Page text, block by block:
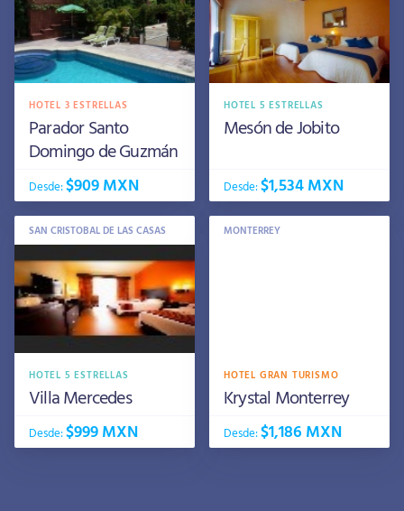
HOTEL 3 ESTRELLAS
Parador Santo
Domingo de Guzmán
Desde:$909 MXN
HOTEL 5 ESTRELLAS
Mesón de Jobito
Desde:$1,534 MXN
SAN CRISTOBAL DE LAS CASAS
HOTEL 5 ESTRELLAS
Villa Mercedes
Desde:$999 MXN
MONTERREY
HOTEL GRAN TURISMO
Krystal Monterrey
Desde:$1,186 MXN